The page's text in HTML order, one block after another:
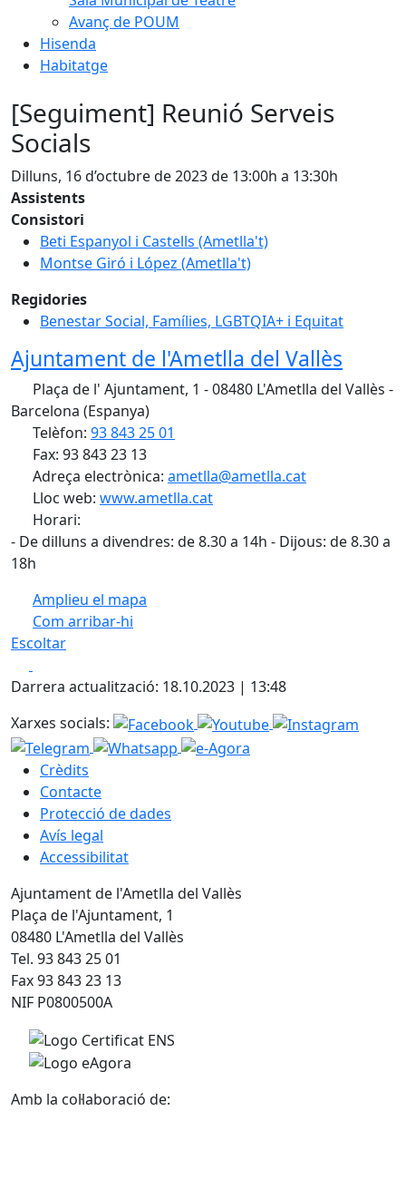
Avanç de POUM
Hisenda
Habitatge
[Seguiment] Reunió Serveis
Socials
Dilluns, 16 d’octubre de 2023 de 13:00h a 13:30h
Assistents
Consistori
Beti Espanyol i Castells (Ametlla't)
Montse Giró i López (Ametlla't)
Regidories
Benestar Social, Famílies, LGBTQIA+ i Equitat
Ajuntament de l'Ametlla del Vallès
Plaça de l' Ajuntament, 1 - 08480 L'Ametlla del Vallès -
Barcelona (Espanya)
Telèfon: 93 843 25 01
Fax: 93 843 23 13
Adreça electrònica: ametlla@ametlla.cat
Lloc web: www.ametlla.cat
Horari:
- De dilluns a divendres: de 8.30 a 14h - Dijous: de 8.30 a
18h
Amplieu el mapa
Com arribar-hi
+
−
Escoltar
Darrera actualització: 18.10.2023 | 13:48
Xarxes socials:
Crèdits
Contacte
Protecció de dades
Avís legal
Accessibilitat
Ajuntament de l'Ametlla del Vallès
Plaça de l'Ajuntament, 1
08480 L'Ametlla del Vallès
Tel. 93 843 25 01
Fax 93 843 23 13
NIF P0800500A
Amb la col·laboració de: